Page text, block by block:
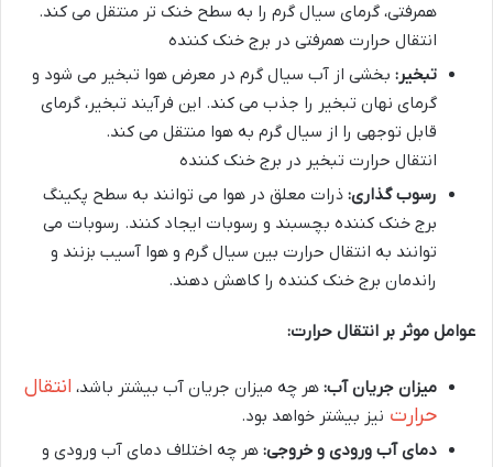
همرفتی، گرمای سیال گرم را به سطح خنک تر منتقل می کند.
انتقال حرارت همرفتی در برج خنک کننده
تبخیر: بخشی از آب سیال گرم در معرض هوا تبخیر می شود و
گرمای نهان تبخیر را جذب می کند. این فرآیند تبخیر، گرمای
قابل توجهی را از سیال گرم به هوا منتقل می کند.
انتقال حرارت تبخیر در برج خنک کننده
رسوب گذاری: ذرات معلق در هوا می توانند به سطح پکینگ
برج خنک کننده بچسبند و رسوبات ایجاد کنند. رسوبات می
توانند به انتقال حرارت بین سیال گرم و هوا آسیب بزنند و
راندمان برج خنک کننده را کاهش دهند.
عوامل موثر بر انتقال حرارت:
میزان جریان آب: هر چه میزان جریان آب بیشتر باشد، انتقال
حرارت نیز بیشتر خواهد بود.
دمای آب ورودی و خروجی: هر چه اختلاف دمای آب ورودی و